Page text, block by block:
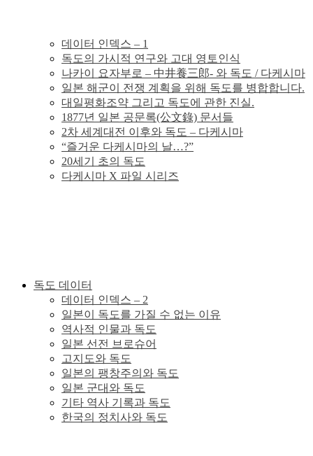
실
데이터 인덱스 – 1
독도의 가시적 연구와 고대 영토인식
나카이 요자부로 – 中井養三郎- 와 독도 / 다케시마
일본 해군이 전쟁 계획을 위해 독도를 병합합니다.
대일평화조약 그리고 독도에 관한 진실.
1877년 일본 공문록(公文錄) 문서들
2차 세계대전 이후와 독도 – 다케시마
“즐거운 다케시마의 날…?”
20세기 초의 독도
다케시마 X 파일 시리즈
독도 데이터
데이터 인덱스 – 2
일본이 독도를 가질 수 없는 이유
역사적 인물과 독도
일본 선전 브로슈어
고지도와 독도
일본의 팽창주의와 독도
일본 군대와 독도
기타 역사 기록과 독도
한국의 정치사와 독도